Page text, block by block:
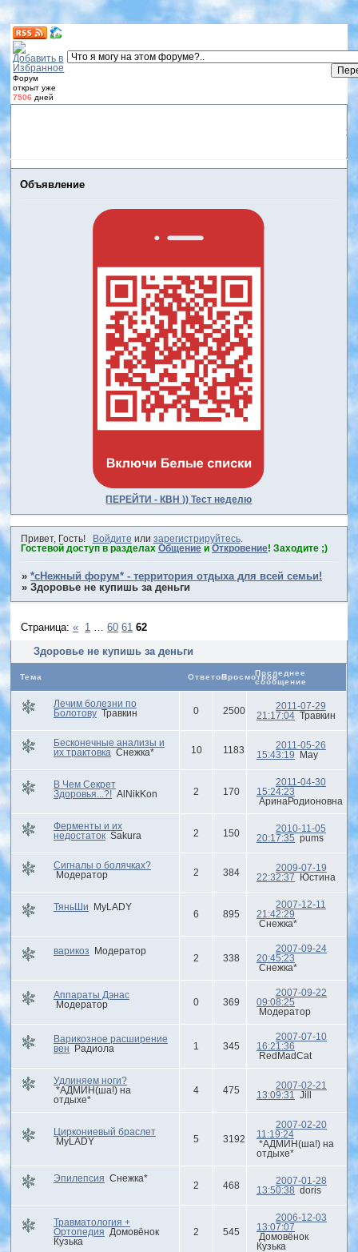
Форум
открыт уже
7506 дней
Объявление
ПЕРЕЙТИ - КВН )) Тест неделю
Привет, Гость! Войдите или зарегистрируйтесь.
Гостевой доступ в разделах Общениеи Откровение! Заходите ;)
»*сНежный форум* - территория отдыха для всей семьи!
»Здоровье не купишь за деньги
Здоровье не купишь за деньги
Страница:« 1 … 60 61 62
Тема ОтветовПросмотровПоследнее
сообщение
Лечим болезни по
Болотову Травкин 0 2500
2011-07-29
21:17:04 Травкин
Бесконечные анализы и
их трактовка Снежка* 10 1183
2011-05-26
15:43:19
Мау
В Чем Секрет
Здоровья...?! AlNikKon 2 170
2011-04-30
15:24:23
АринаРодионовна
Ферменты и их
недостаток Sakura 2 150
2010-11-05
20:17:35 pums
Сигналы о болячках?
Модератор
2 384
2009-07-19
22:32:37
Юстина
ТяньШи MyLADY
6 895
2007-12-11
21:42:29
Снежка*
варикоз Модератор
2 338
2007-09-24
20:45:23
Снежка*
Аппараты Дэнас
Модератор
0 369
2007-09-22
09:08:25
Модератор
Варикозное расширение
вен
Радиола 1 345
2007-07-10
16:21:36
RedMadCat
Удлиняем ноги?
*АДМИН(ша!) на
отдыхе*
4 475
2007-02-21
13:09:31
Jill
Циркониевый браслет
MyLADY
5 3192
2007-02-20
11:19:24
*АДМИН(ша!) на
отдыхе*
Эпилепсия Снежка*
2 468
2007-01-28
13:50:38 doris
Травматология +
Ортопедия
Домовёнок
Кузька
2 545
2006-12-03
13:07:07
Домовёнок
Кузька